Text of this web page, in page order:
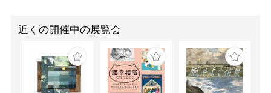
近くの開催中の展覧会